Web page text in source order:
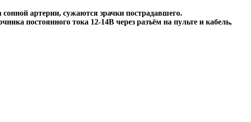
артерии, сужаются зрачки пострадавшего.
постоянного тока 12-14В через разъём на пульте и кабель,